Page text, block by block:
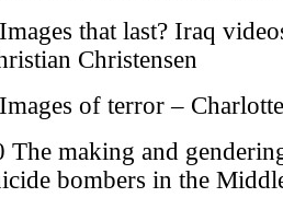
that last? Iraq
Christensen
of terror –
The making and
bombers in the